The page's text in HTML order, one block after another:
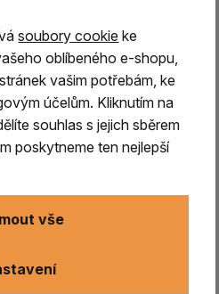
heslo.
Zaregistrujte se
Váš e-mail
novinky, akce a speciální
můžete kdykoliv zrušit.
soubory cookie ke
oblíbeného e-shopu,
vašim potřebám, ke
účelům. Kliknutím na
souhlas s jejich sběrem
poskytneme ten nejlepší
vše